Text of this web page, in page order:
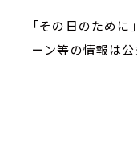
「その日のため
ーン等の情報は